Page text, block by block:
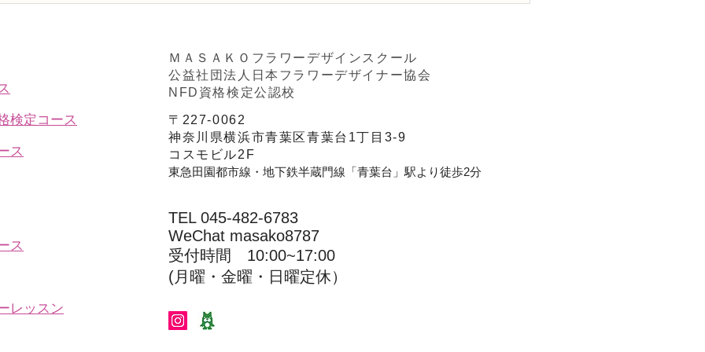
検定コース
ス
ス
レッスン
ＭＡＳＡＫＯフラワーデザインスクール
公益社団法人日本フラワーデザイナー協会
NFD資格検定公認校
〒227-0062
神奈川県横浜市青葉区青葉台1丁目3-9
コスモビル2F
東急田園都市線・地下鉄半蔵門線「青葉台」駅より徒歩2分
TEL 045-482-6783
WeChat masako8787
受付時間 10:00~17:00​​​
(​月曜・金曜・日曜定休）